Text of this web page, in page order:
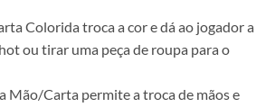
Colorida troca a cor e dá ao jogador a
ou tirar uma peça de roupa para o
Mão/Carta permite a troca de mãos e